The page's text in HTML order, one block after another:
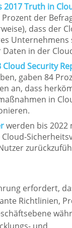
2017 Truth in
der
dass der
Unternehmens
Daten in der
Cloud Security
gaben 84
an, dass
in
werden bis 2022
erfordert,
Richtlinien,